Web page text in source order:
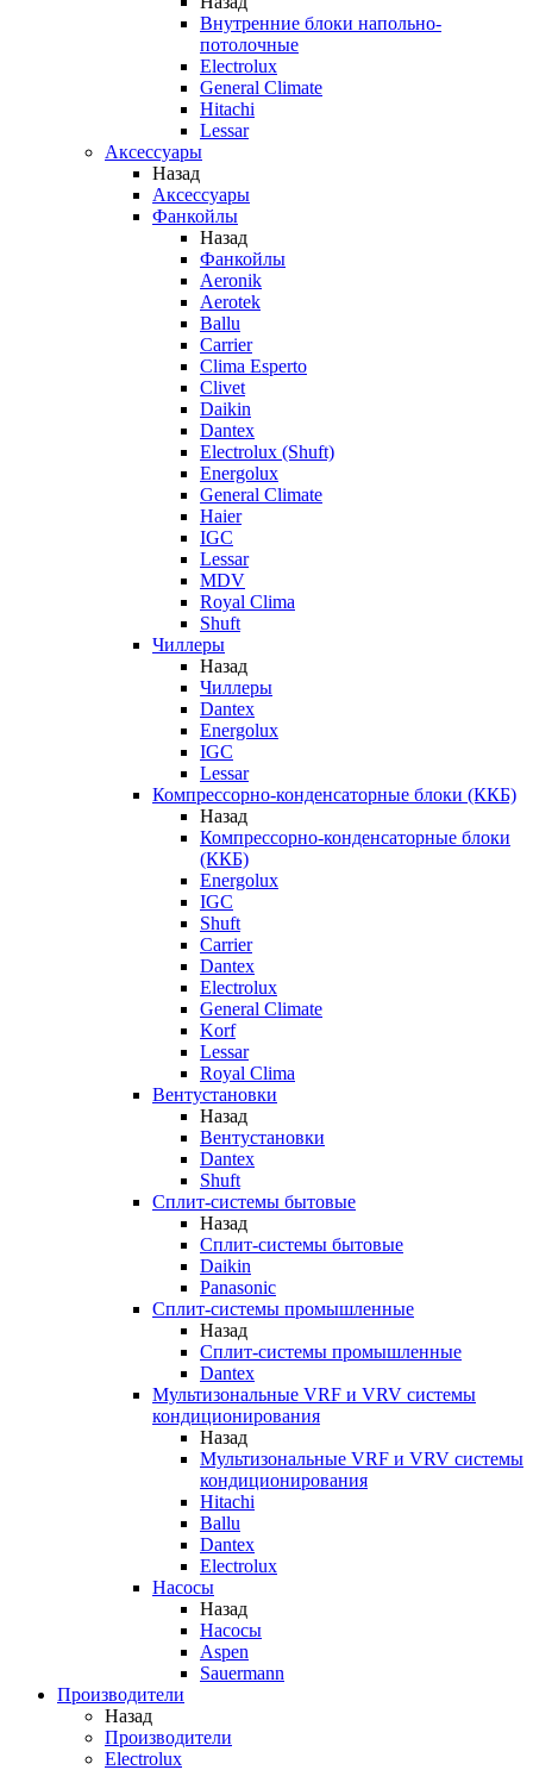
Внутренние блоки напольно-
потолочные
Electrolux
General Climate
Hitachi
Lessar
Аксессуары
Назад
Аксессуары
Фанкойлы
Назад
Фанкойлы
Aeronik
Aerotek
Ballu
Carrier
Clima Esperto
Clivet
Daikin
Dantex
Electrolux (Shuft)
Energolux
General Climate
Haier
IGC
Lessar
MDV
Royal Clima
Shuft
Чиллеры
Назад
Чиллеры
Dantex
Energolux
IGC
Lessar
Компрессорно-конденсаторные блоки (ККБ)
Назад
Компрессорно-конденсаторные блоки
(ККБ)
Energolux
IGC
Shuft
Carrier
Dantex
Electrolux
General Climate
Korf
Lessar
Royal Clima
Вентустановки
Назад
Вентустановки
Dantex
Shuft
Сплит-системы бытовые
Назад
Сплит-системы бытовые
Daikin
Panasonic
Сплит-системы промышленные
Назад
Сплит-системы промышленные
Dantex
Мультизональные VRF и VRV системы
кондиционирования
Назад
Мультизональные VRF и VRV системы
кондиционирования
Hitachi
Ballu
Dantex
Electrolux
Насосы
Назад
Насосы
Aspen
Sauermann
Производители
Назад
Производители
Electrolux